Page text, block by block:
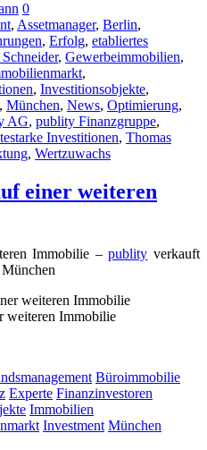
0
, Assetmanager, Berlin,
, Erfolg, etabliertes
, Gewerbeimmobilien,
,
, Investitionsobjekte,
, München, News, Optimierung,
AG, publity Finanzgruppe,
Investitionen, Thomas
, Wertzuwachs
einer weiteren
Immobilie –publity verkauft
weiteren Immobilie
Büroimmobilie
Experte Finanzinvestoren
Immobilien
Investment München